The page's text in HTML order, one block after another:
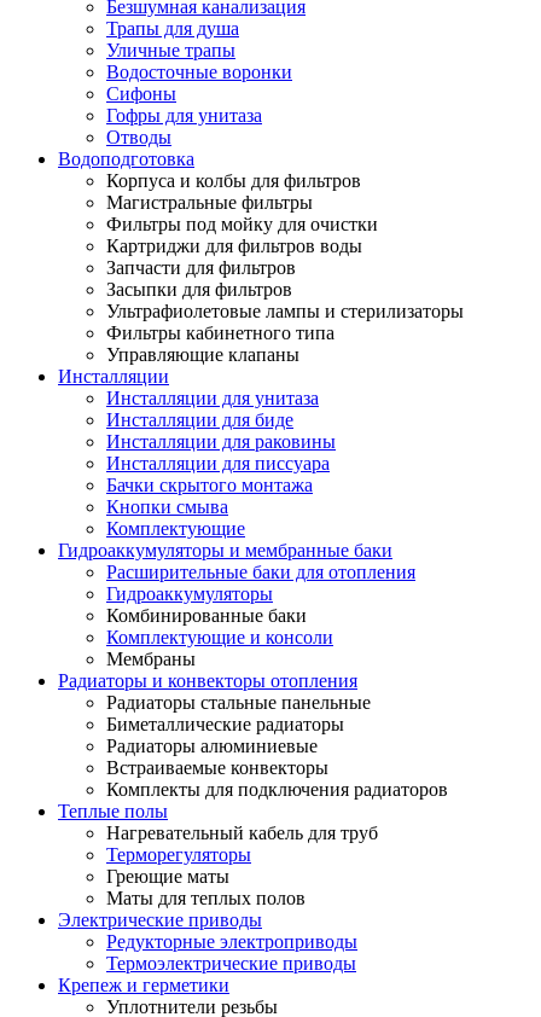
Безшумная канализация
Трапы для душа
Уличные трапы
Водосточные воронки
Сифоны
Гофры для унитаза
Отводы
Водоподготовка
Корпуса и колбы для фильтров
Магистральные фильтры
Фильтры под мойку для очистки
Картриджи для фильтров воды
Запчасти для фильтров
Засыпки для фильтров
Ультрафиолетовые лампы и стерилизаторы
Фильтры кабинетного типа
Управляющие клапаны
Инсталляции
Инсталляции для унитаза
Инсталляции для биде
Инсталляции для раковины
Инсталляции для писсуара
Бачки скрытого монтажа
Кнопки смыва
Комплектующие
Гидроаккумуляторы и мембранные баки
Расширительные баки для отопления
Гидроаккумуляторы
Комбинированные баки
Комплектующие и консоли
Мембраны
Радиаторы и конвекторы отопления
Радиаторы стальные панельные
Биметаллические радиаторы
Радиаторы алюминиевые
Встраиваемые конвекторы
Комплекты для подключения радиаторов
Теплые полы
Нагревательный кабель для труб
Терморегуляторы
Греющие маты
Маты для теплых полов
Электрические приводы
Редукторные электроприводы
Термоэлектрические приводы
Крепеж и герметики
Уплотнители резьбы